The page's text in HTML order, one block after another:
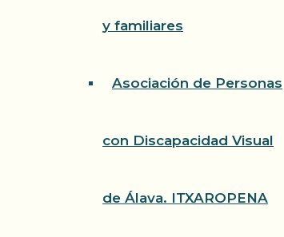
y familiares
Asociación de Personas
con Discapacidad Visual
de Álava. ITXAROPENA